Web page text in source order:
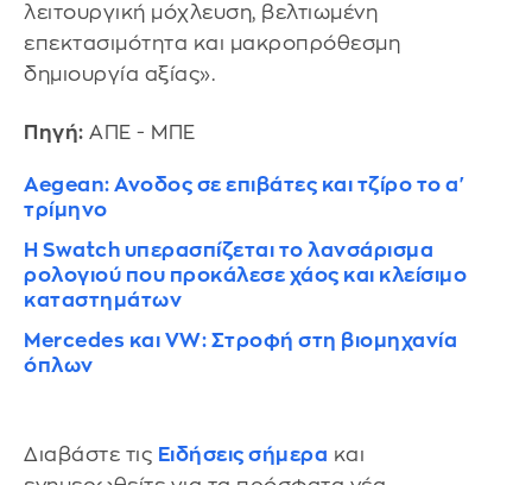
λειτουργική μόχλευση, βελτιωμένη
επεκτασιμότητα και μακροπρόθεσμη
δημιουργία αξίας».
Πηγή: ΑΠΕ - ΜΠΕ
Aegean: Ανοδος σε επιβάτες και τζίρο το α'
τρίμηνο
Η Swatch υπερασπίζεται το λανσάρισμα
ρολογιού που προκάλεσε χάος και κλείσιμο
καταστημάτων
Mercedes και VW: Στροφή στη βιομηχανία
όπλων
Διαβάστε τις Ειδήσεις σήμερα και